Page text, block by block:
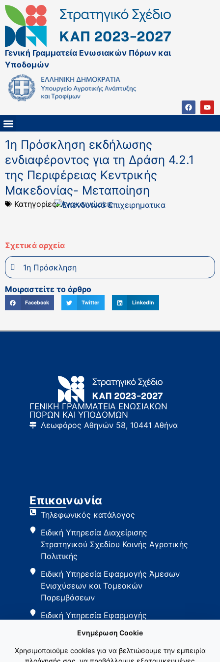
Γενική Γραμματεία Ενωσιακών Πόρων και
Υποδομών
1η Πρόσκληση εκδήλωσης
ενδιαφέροντος για τη Δράση 4.2.1
της Περιφέρειας Κεντρικής
Μακεδονίας- Μεταποίηση
Κατηγορίες:Ανακοινώσεις
Σχετικά αρχεία
1η Πρόσκληση
Μοιραστείτε το άρθρο
Facebook Twitter LinkedIn
ΓΕΝΙΚΗ ΓΡΑΜΜΑΤΕΙΑ ΕΝΩΣΙΑΚΩΝ
ΠΟΡΩΝ ΚΑΙ ΥΠΟΔΟΜΩΝ
Λεωφόρος Αθηνών 58, 10441 Αθήνα
Επικοινωνία
Τηλεφωνικός κατάλογος
Ειδική Υπηρεσία Διαχείρισης
Στρατηγικού Σχεδίου Κοινής Αγροτικής
Πολιτικής
Ειδική Υπηρεσία Εφαρμογής Άμεσων
Ενισχύσεων και Τομεακών
Παρεμβάσεων
Ειδική Υπηρεσία Εφαρμογής
Ενημέρωση Cookie
Χρησιμοποιούμε cookies για να βελτιώσουμε την εμπειρία